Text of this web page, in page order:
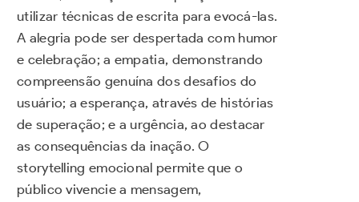
utilizar técnicas de escrita para evocá-las.
A alegria pode ser despertada com humor
e celebração; a empatia, demonstrando
compreensão genuína dos desafios do
usuário; a esperança, através de histórias
de superação; e a urgência, ao destacar
as consequências da inação. O
storytelling emocional permite que o
público vivencie a mensagem,